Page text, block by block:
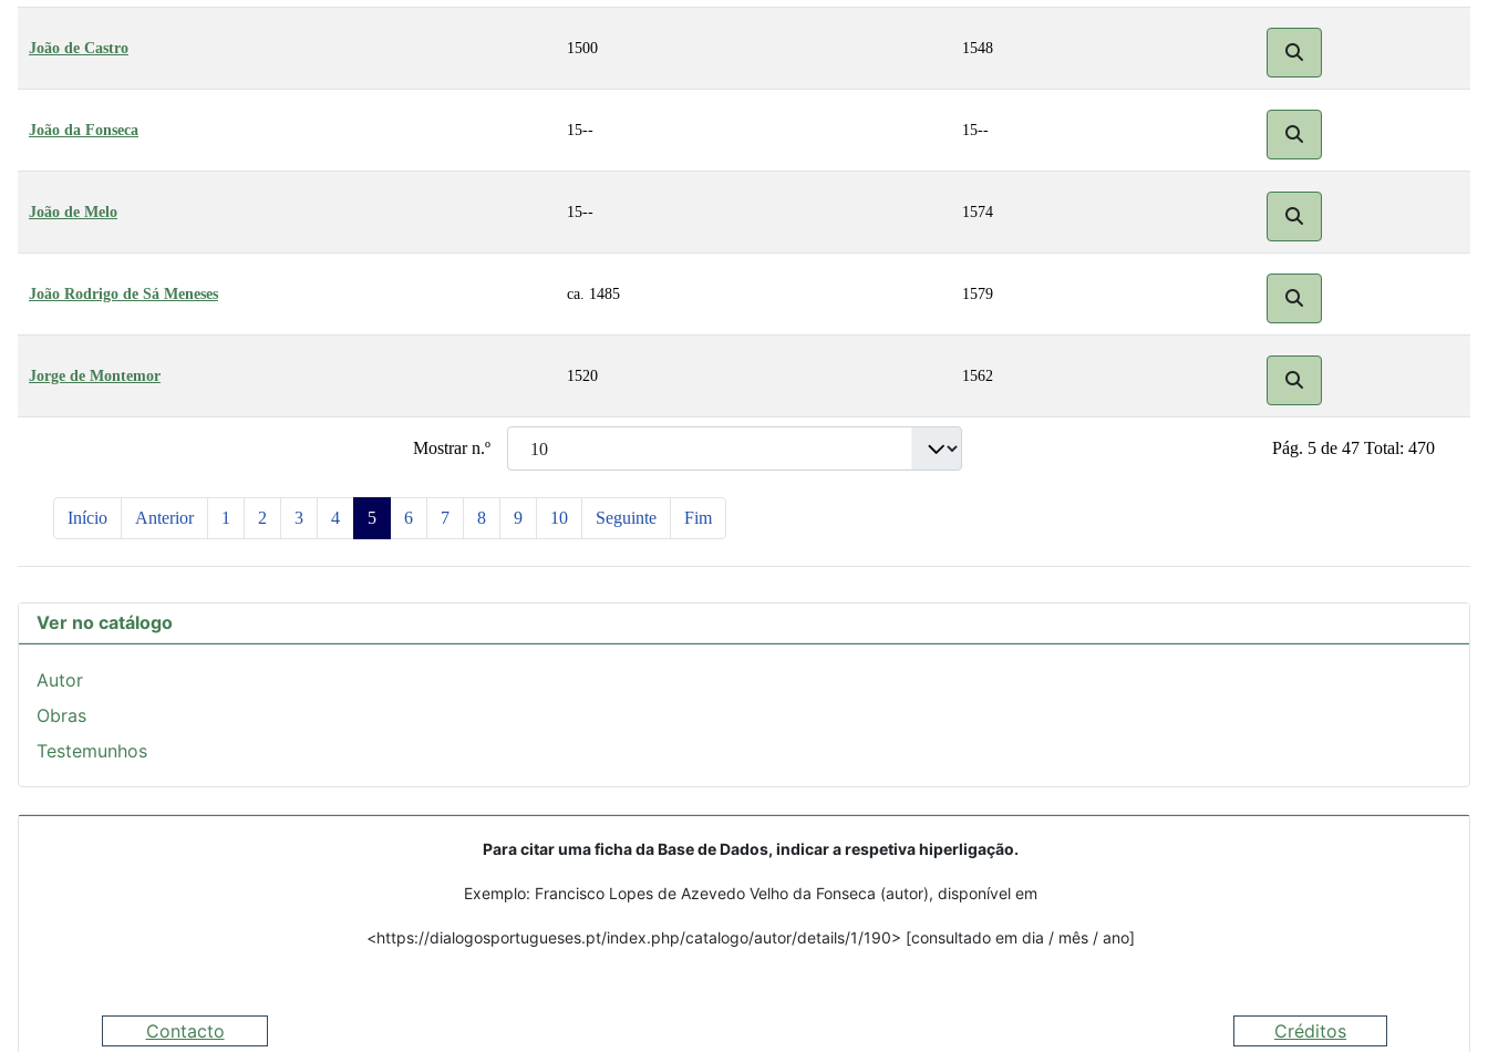
Mostrar n.º Pág. 5 de 47 Total: 470
Início Anterior 1 2 3 4 5 6 7 8 9 10 Seguinte Fim
João de Castro 1500 1548
João da Fonseca 15-- 15--
João de Melo 15-- 1574
João Rodrigo de Sá Meneses ca. 1485 1579
Jorge de Montemor 1520 1562
Ver no catálogo
Autor
Obras
Testemunhos
Para citar uma ficha da Base de Dados, indicar a respetiva hiperligação.
Exemplo: Francisco Lopes de Azevedo Velho da Fonseca (autor), disponível em
<https://dialogosportugueses.pt/index.php/catalogo/autor/details/1/190> [consultado em dia / mês / ano]
Contacto Créditos